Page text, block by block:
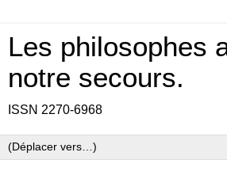
Les philosophes
notre secours.
ISSN 2270-6968